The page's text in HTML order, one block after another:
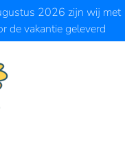
2026 zijn wij met
de vakantie geleverd